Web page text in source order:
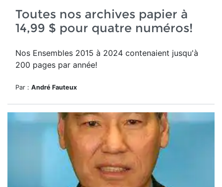
Toutes nos archives papier à
14,99 $ pour quatre numéros!
Nos Ensembles 2015 à 2024 contenaient jusqu'à
200 pages par année!
Par : André Fauteux